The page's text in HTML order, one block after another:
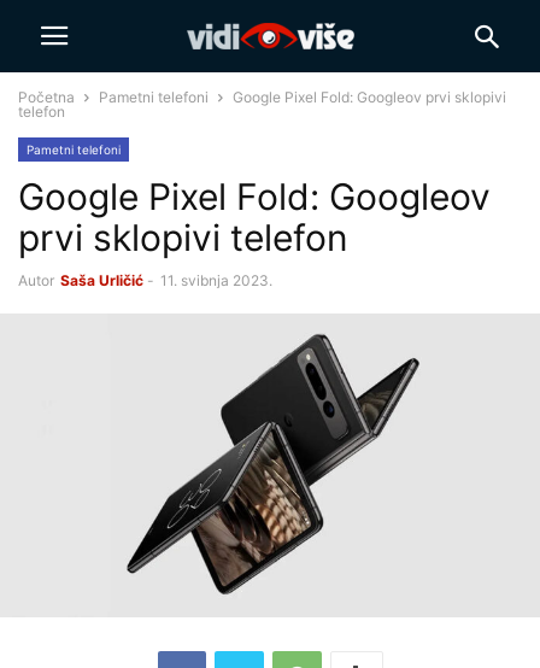
Početna Pametni telefoni
Google Pixel Fold: Googleov prvi sklopivi
telefon
Pametni telefoni
Google Pixel Fold: Googleov
prvi sklopivi telefon
Autor Saša Urličić - 11. svibnja 2023.